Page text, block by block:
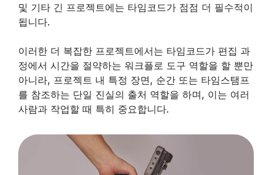
및 기타 긴 프로젝트에는 타임코드가 점점 더 필수적이
됩니다.
이러한 더 복잡한 프로젝트에서는 타임코드가 편집 과
정에서 시간을 절약하는 워크플로 도구 역할을 할 뿐만
아니라, 프로젝트 내 특정 장면, 순간 또는 타임스탬프
를 참조하는 단일 진실의 출처 역할을 하며, 이는 여러
사람과 작업할 때 특히 중요합니다.